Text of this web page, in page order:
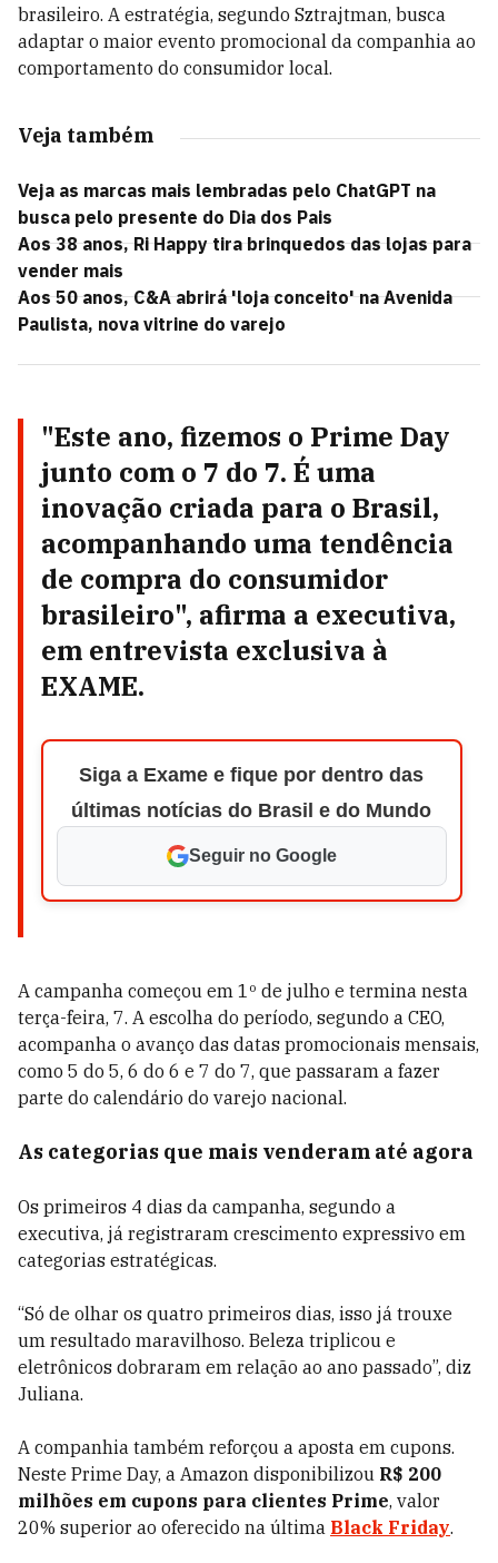
brasileiro. A estratégia, segundo Sztrajtman, busca
adaptar o maior evento promocional da companhia ao
comportamento do consumidor local.
Veja também
Veja as marcas mais lembradas pelo ChatGPT na
busca pelo presente do Dia dos Pais
Aos 38 anos, Ri Happy tira brinquedos das lojas para
vender mais
Aos 50 anos, C&A abrirá 'loja conceito' na Avenida
Paulista, nova vitrine do varejo
"Este ano, fizemos o Prime Day
junto com o 7 do 7. É uma
inovação criada para o Brasil,
acompanhando uma tendência
de compra do consumidor
brasileiro", afirma a executiva,
em entrevista exclusiva à
EXAME.
Siga a Exame e fique por dentro das
últimas notícias do Brasil e do Mundo
Seguir no Google
A campanha começou em 1º de julho e termina nesta
terça-feira, 7. A escolha do período, segundo a CEO,
acompanha o avanço das datas promocionais mensais,
como 5 do 5, 6 do 6 e 7 do 7, que passaram a fazer
parte do calendário do varejo nacional.
As categorias que mais venderam até agora
Os primeiros 4 dias da campanha, segundo a
executiva, já registraram crescimento expressivo em
categorias estratégicas.
“Só de olhar os quatro primeiros dias, isso já trouxe
um resultado maravilhoso. Beleza triplicou e
eletrônicos dobraram em relação ao ano passado”, diz
Juliana.
A companhia também reforçou a aposta em cupons.
Neste Prime Day, a Amazon disponibilizou R$ 200
milhões em cupons para clientes Prime, valor
20% superior ao oferecido na última Black Friday.